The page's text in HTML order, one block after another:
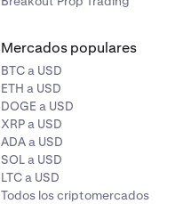
Mercados populares
BTC a USD
ETH a USD
DOGE a USD
XRP a USD
ADA a USD
SOL a USD
LTC a USD
Todos los criptomercados